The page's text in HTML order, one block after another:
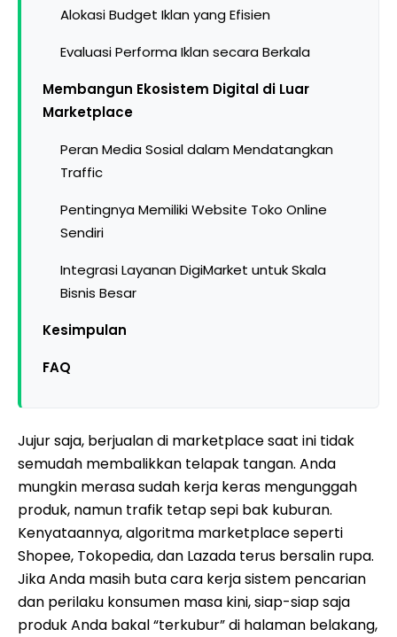
Alokasi Budget Iklan yang Efisien
Evaluasi Performa Iklan secara Berkala
Membangun Ekosistem Digital di Luar
Marketplace
Peran Media Sosial dalam Mendatangkan
Traffic
Pentingnya Memiliki Website Toko Online
Sendiri
Integrasi Layanan DigiMarket untuk Skala
Bisnis Besar
Kesimpulan
FAQ
Jujur saja, berjualan di marketplace saat ini tidak
semudah membalikkan telapak tangan. Anda
mungkin merasa sudah kerja keras mengunggah
produk, namun trafik tetap sepi bak kuburan.
Kenyataannya, algoritma marketplace seperti
Shopee, Tokopedia, dan Lazada terus bersalin rupa.
Jika Anda masih buta cara kerja sistem pencarian
dan perilaku konsumen masa kini, siap-siap saja
produk Anda bakal “terkubur” di halaman belakang,